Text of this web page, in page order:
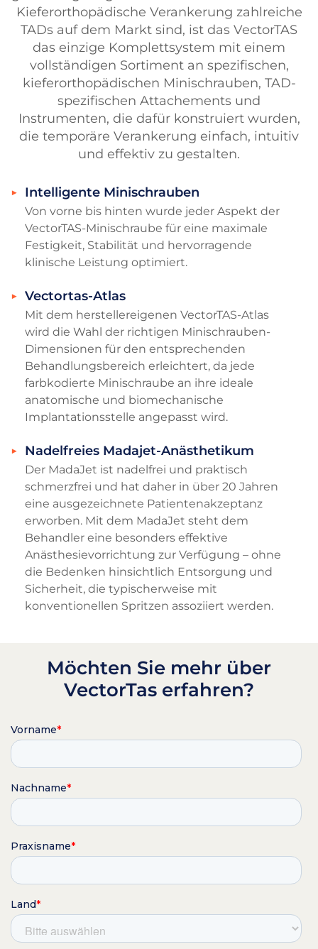
Kieferorthopädische Verankerung zahlreiche
TADs auf dem Markt sind, ist das VectorTAS
das einzige Komplettsystem mit einem
vollständigen Sortiment an spezifischen,
kieferorthopädischen Minischrauben, TAD-
spezifischen Attachements und
Instrumenten, die dafür konstruiert wurden,
die temporäre Verankerung einfach, intuitiv
und effektiv zu gestalten.
Intelligente Minischrauben
Von vorne bis hinten wurde jeder Aspekt der
VectorTAS-Minischraube für eine maximale
Festigkeit, Stabilität und hervorragende
klinische Leistung optimiert.
Vectortas-Atlas
Mit dem herstellereigenen VectorTAS-Atlas
wird die Wahl der richtigen Minischrauben-
Dimensionen für den entsprechenden
Behandlungsbereich erleichtert, da jede
farbkodierte Minischraube an ihre ideale
anatomische und biomechanische
Implantationsstelle angepasst wird.
Nadelfreies Madajet-Anästhetikum
Der MadaJet ist nadelfrei und praktisch
schmerzfrei und hat daher in über 20 Jahren
eine ausgezeichnete Patientenakzeptanz
erworben. Mit dem MadaJet steht dem
Behandler eine besonders effektive
Anästhesievorrichtung zur Verfügung – ohne
die Bedenken hinsichtlich Entsorgung und
Sicherheit, die typischerweise mit
konventionellen Spritzen assoziiert werden.
Möchten Sie mehr über
VectorTas erfahren?